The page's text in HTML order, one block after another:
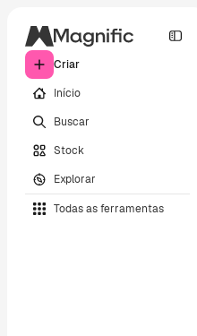
Criar
Início
Buscar
Stock
Explorar
Todas as ferramentas